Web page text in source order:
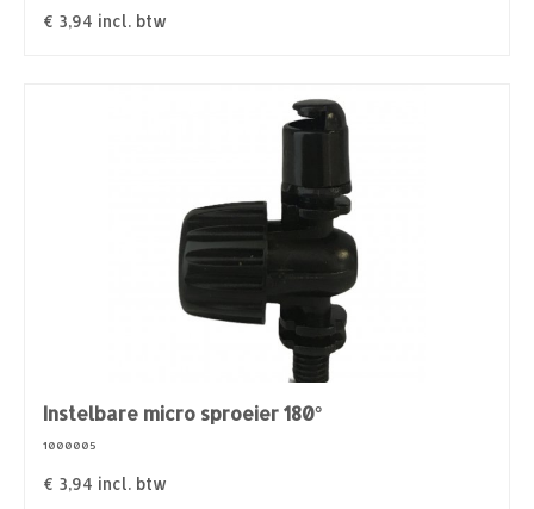
€ 3,94 incl. btw
Instelbare micro sproeier 180°
1000005
€ 3,94 incl. btw